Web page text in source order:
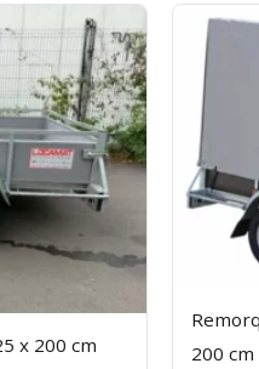
x 200 cm
200 cm